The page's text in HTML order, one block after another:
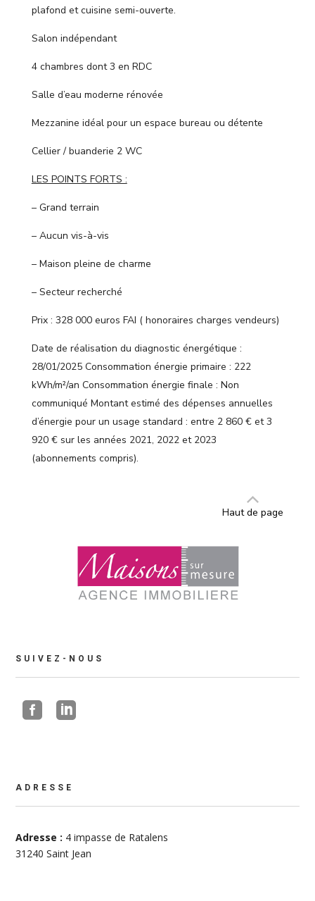
plafond et cuisine semi-ouverte.
Salon indépendant
4 chambres dont 3 en RDC
Salle d’eau moderne rénovée
Mezzanine idéal pour un espace bureau ou détente
Cellier / buanderie 2 WC
LES POINTS FORTS :
– Grand terrain
– Aucun vis-à-vis
– Maison pleine de charme
– Secteur recherché
Prix : 328 000 euros FAI ( honoraires charges vendeurs)
Date de réalisation du diagnostic énergétique :
28/01/2025 Consommation énergie primaire : 222
kWh/m²/an Consommation énergie finale : Non
communiqué Montant estimé des dépenses annuelles
d’énergie pour un usage standard : entre 2 860 € et 3
920 € sur les années 2021, 2022 et 2023
(abonnements compris).
Haut de page
SUIVEZ-NOUS
 
ADRESSE
Adresse : 4 impasse de Ratalens
31240 Saint Jean